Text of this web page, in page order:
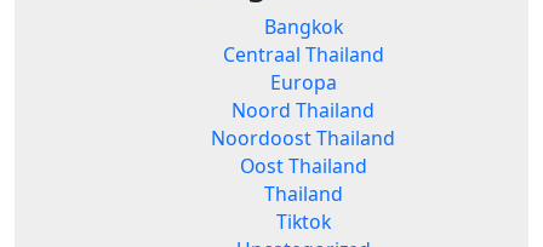
Bangkok
Centraal Thailand
Europa
Noord Thailand
Noordoost Thailand
Oost Thailand
Thailand
Tiktok